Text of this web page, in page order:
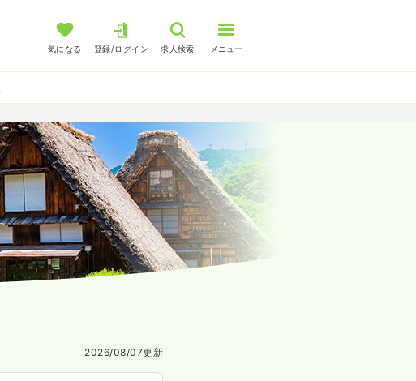
気になる 登録/ログイン 求人検索 メニュー
2026/08/07更新